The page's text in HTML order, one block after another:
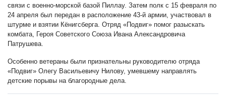
связи с военно-морской базой Пиллау. Затем полк с 15 февраля по
24 апреля был передан в расположение 43-й армии, участвовал в
штурме и взятии Кёнигсберга. Отряд «Подвиг» помог разыскать
комбата, Героя Советского Союза Ивана Александровича
Патрушева.
Особенно ветераны были признательны руководителю отряда
«Подвиг» Олегу Васильевичу Нилову, умевшему направлять
детские порывы на благородные дела.